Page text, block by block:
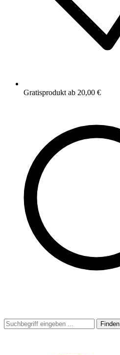
Gratisprodukt ab 20,00 €
Finden